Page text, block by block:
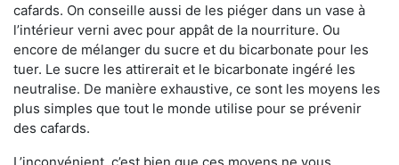
cafards. On conseille aussi de les piéger dans un vase à
l’intérieur verni avec pour appât de la nourriture. Ou
encore de mélanger du sucre et du bicarbonate pour les
tuer. Le sucre les attirerait et le bicarbonate ingéré les
neutralise. De manière exhaustive, ce sont les moyens les
plus simples que tout le monde utilise pour se prévenir
des cafards.